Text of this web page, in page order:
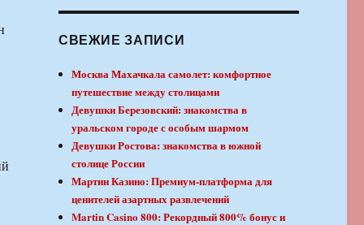
СВЕЖИЕ ЗАПИСИ
Москва Махачкала самолет: комфортное
путешествие между столицами
Девушки Березовский: знакомства в
уральском городе с особым шармом
Девушки Ростова: знакомства в южной
столице России
Мартин Казино: Премиум-платформа для
ценителей азартных развлечений
Martin Casino 800: Рекордный 800% бонус и